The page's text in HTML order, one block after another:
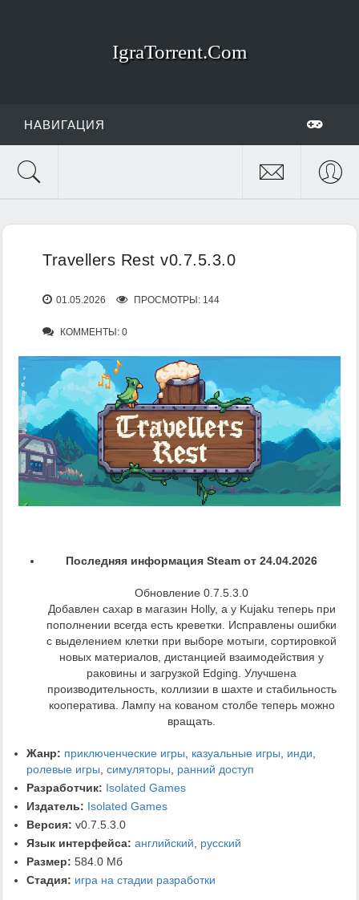
IgraTorrent.Com
НАВИГАЦИЯ
Travellers Rest v0.7.5.3.0
01.05.2026 ПРОСМОТРЫ: 144
КОММЕНТЫ: 0
Последняя информация Steam от 24.04.2026
Обновление 0.7.5.3.0
Добавлен сахар в магазин Holly, а у Kujaku теперь при
пополнении всегда есть креветки. Исправлены ошибки
с выделением клетки при выборе мотыги, сортировкой
новых материалов, дистанцией взаимодействия у
раковины и загрузкой Edging. Улучшена
производительность, коллизии в шахте и стабильность
кооператива. Лампу на кованом столбе теперь можно
вращать.
Жанр: приключенческие игры, казуальные игры, инди,
ролевые игры, симуляторы, ранний доступ
Разработчик: Isolated Games
Издатель: Isolated Games
Версия: v0.7.5.3.0
Язык интерфейса: английский, русский
Размер: 584.0 Мб
Стадия: игра на стадии разработки